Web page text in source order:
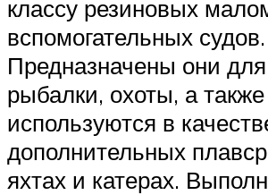
классу резиновых
вспомогательных судов.
Предназначены они
рыбалки, охоты, а также
используются в
дополнительных
яхтах и катерах.